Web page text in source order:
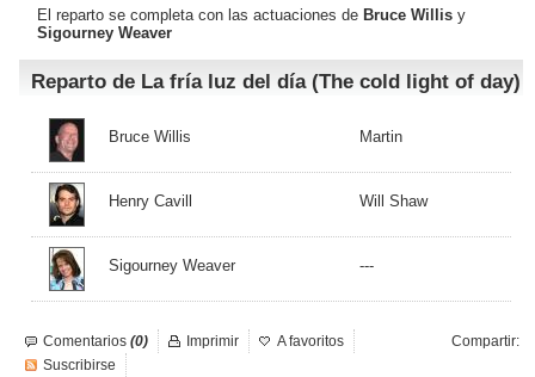
El reparto se completa con las actuaciones de Bruce Willis y
Sigourney Weaver
Reparto de La fría luz del día (The cold light of day)
Bruce Willis Martin
Henry Cavill Will Shaw
Sigourney Weaver ---
Comentarios (0) Compartir:
Imprimir
A favoritos
Suscribirse